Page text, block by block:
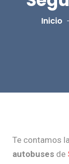
Inicio
Te contamos
autobuses de